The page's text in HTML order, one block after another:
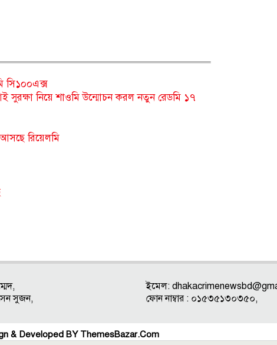
সি১০০এক্স
সুরক্ষা নিয়ে শাওমি উন্মোচন করল নতুন রেডমি ১৭
আসছে রিয়েলমি
সুজন,
ইমেল:
ফোন নাম্বার : ০১৫৩৫১৩০৩৫০,
& Developed BY ThemesBazar.Com